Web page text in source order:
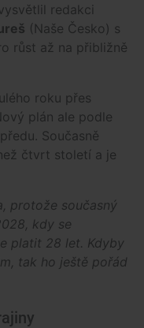
redakci
(Naše Česko) s
růst až na přibližně
roku přes
plán ale podle
Současně
čtvrt století a je
protože současný
kdy se
platit 28 let. Kdyby
tak ho ještě pořád